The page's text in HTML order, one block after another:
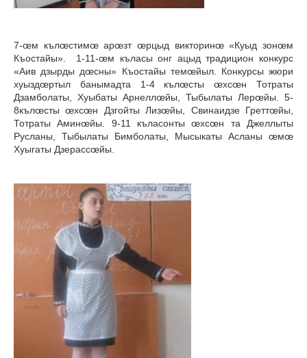
7-œм кълœстимœ арœзт œрцыд викторинœ «Куыд зонœм
Къостайы». 1-11-œм къласы онг ацыд традицион конкурс
«Аив дзырды дœсны» Къостайы темœйыл. Конкурсы жюри
хуыздœртыл банымадта 1-4 кълœсты œхсœн Тотраты
Дзамболаты, Хуыбаты Арнеллœйы, Тыбылаты Лерœйы. 5-
8кълœсты œхсœн Дзгойты Лизœйы, Свинаидзе Греттœйы,
Тотраты Аминœйы. 9-11 къласонты œхсœн та Джеллыты
Русланы, Тыбылаты Бимболаты, Мысыкаты Асланы œмœ
Хуыгаты Дзерассœйы.